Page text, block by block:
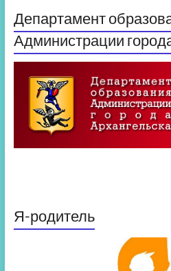
Департамент
Администрации
Я-родитель